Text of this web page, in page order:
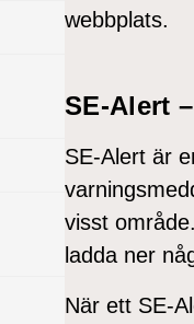
webbplats.
SE-Alert
SE-Alert är
visst
ladda ner
När ett SE-